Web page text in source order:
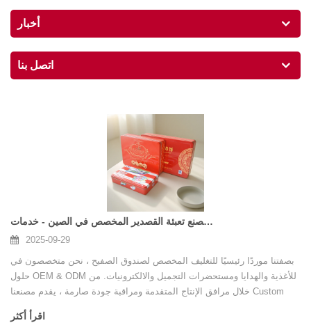
أخبار
اتصل بنا
مصنع تعبئة القصدير المخصص في الصين - خدمات OEM و ODM موثوقة
2025-09-29
بصفتنا موردًا رئيسيًا للتغليف المخصص لصندوق الصفيح ، نحن متخصصون في
حلول OEM & ODM للأغذية والهدايا ومستحضرات التجميل والالكترونيات. من
خلال مرافق الإنتاج المتقدمة ومراقبة جودة صارمة ، يقدم مصنعنا Custom
Custom Custom Customa China Tin Box عبوة متينة وصديقة للبيئة وقابلة
اقرأ أكثر